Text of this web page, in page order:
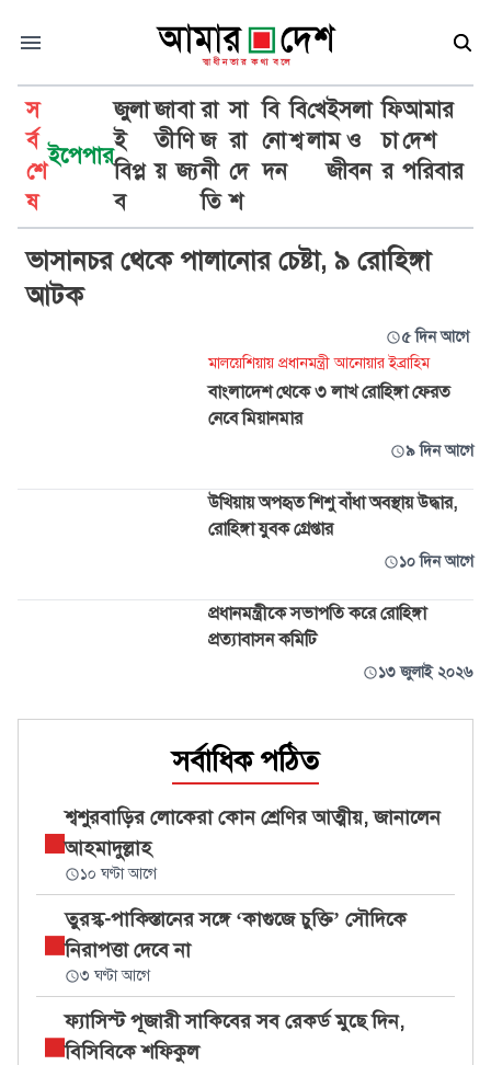
স
র্ব
শে
ষ
ইপেপার
জুলা
ই
বিপ্ল
ব
জা
তী
য়
বা
ণি
জ্য
রা
জ
নী
তি
সা
রা
দে
শ
বি
নো
দন
বি
শ্ব
খে
লা
ইসলা
ম ও
জীবন
ফি
চা
র
আমার
দেশ
পরিবার
রোহিঙ্গা
ভাসানচর থেকে পালানোর চেষ্টা, ৯ রোহিঙ্গা
আটক
৫ দিন আগে
মালয়েশিয়ায় প্রধানমন্ত্রী আনোয়ার ইব্রাহিম
বাংলাদেশ থেকে ৩ লাখ রোহিঙ্গা ফেরত
নেবে মিয়ানমার
৯ দিন আগে
উখিয়ায় অপহৃত শিশু বাঁধা অবস্থায় উদ্ধার,
রোহিঙ্গা যুবক গ্রেপ্তার
১০ দিন আগে
প্রধানমন্ত্রীকে সভাপতি করে রোহিঙ্গা
প্রত্যাবাসন কমিটি
১৩ জুলাই ২০২৬
সর্বাধিক পঠিত
শ্বশুরবাড়ির লোকেরা কোন শ্রেণির আত্মীয়, জানালেন
আহমাদুল্লাহ
১০ ঘণ্টা আগে
তুরস্ক-পাকিস্তানের সঙ্গে ‘কাগুজে চুক্তি’ সৌদিকে
নিরাপত্তা দেবে না
৩ ঘণ্টা আগে
ফ্যাসিস্ট পূজারী সাকিবের সব রেকর্ড মুছে দিন,
বিসিবিকে শফিকুল